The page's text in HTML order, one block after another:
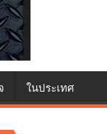
ในประเทศ